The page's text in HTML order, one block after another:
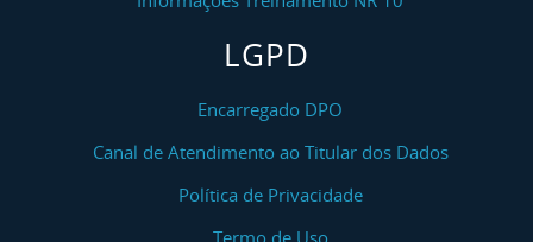
LGPD
Encarregado DPO
Canal de Atendimento ao Titular dos Dados
Política de Privacidade
Termo de Uso